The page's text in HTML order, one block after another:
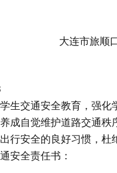
大连市旅顺口
生交通安全教育，强化
成自觉维护道路交通秩
行安全的良好习惯，杜
安全责任书：